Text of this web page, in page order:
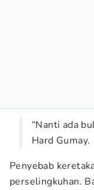
“Nanti ada
Hard Gumay.
Penyebab
perselingkuhan.